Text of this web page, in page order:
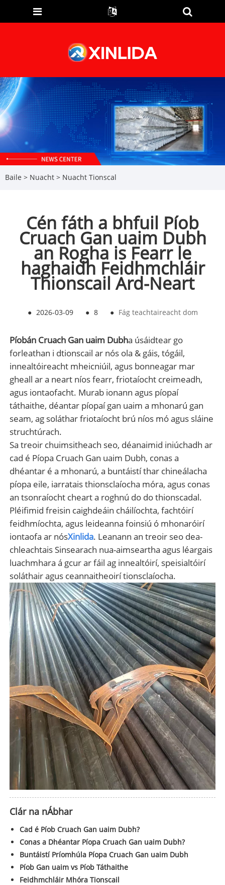
Baile > Nuacht > Nuacht Tionscal
Cén fáth a bhfuil Píob
Cruach Gan uaim Dubh
an Rogha is Fearr le
haghaidh Feidhmchláir
Thionscail Ard-Neart
● 2026-03-09 ● 8 ● Fág teachtaireacht dom
Píobán Cruach Gan uaim Dubha úsáidtear go
forleathan i dtionscail ar nós ola & gáis, tógáil,
innealtóireacht mheicniúil, agus bonneagar mar
gheall ar a neart níos fearr, friotaíocht creimeadh,
agus iontaofacht. Murab ionann agus píopaí
táthaithe, déantar píopaí gan uaim a mhonarú gan
seam, ag soláthar friotaíocht brú níos mó agus sláine
struchtúrach.
Sa treoir chuimsitheach seo, déanaimid iniúchadh ar
cad é Píopa Cruach Gan uaim Dubh, conas a
dhéantar é a mhonarú, a buntáistí thar chineálacha
píopa eile, iarratais thionsclaíocha móra, agus conas
an tsonraíocht cheart a roghnú do do thionscadal.
Pléifimid freisin caighdeáin cháilíochta, fachtóirí
feidhmíochta, agus leideanna foinsiú ó mhonaróirí
iontaofa ar nósXinlida. Leanann an treoir seo dea-
chleachtais Sinsearach nua-aimseartha agus léargais
luachmhara á gcur ar fáil ag innealtóirí, speisialtóirí
soláthair agus ceannaitheoirí tionsclaíocha.
Clár na nÁbhar
Cad é Píob Cruach Gan uaim Dubh?
Conas a Dhéantar Píopa Cruach Gan uaim Dubh?
Buntáistí Príomhúla Píopa Cruach Gan uaim Dubh
Píob Gan uaim vs Píob Táthaithe
Feidhmchláir Mhóra Tionscail